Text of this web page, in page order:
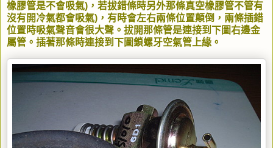
橡膠管是不會吸氣)，若拔錯條時另外那條真空橡膠管不管有
沒有開冷氣都會吸氣)，有時會左右兩條位置顛倒，兩條插錯
位置時吸氣聲音會很大聲。拔開那條管是連接到下圖右邊金
屬管。插著那條時連接到下圖鎖螺牙空氣管上緣。